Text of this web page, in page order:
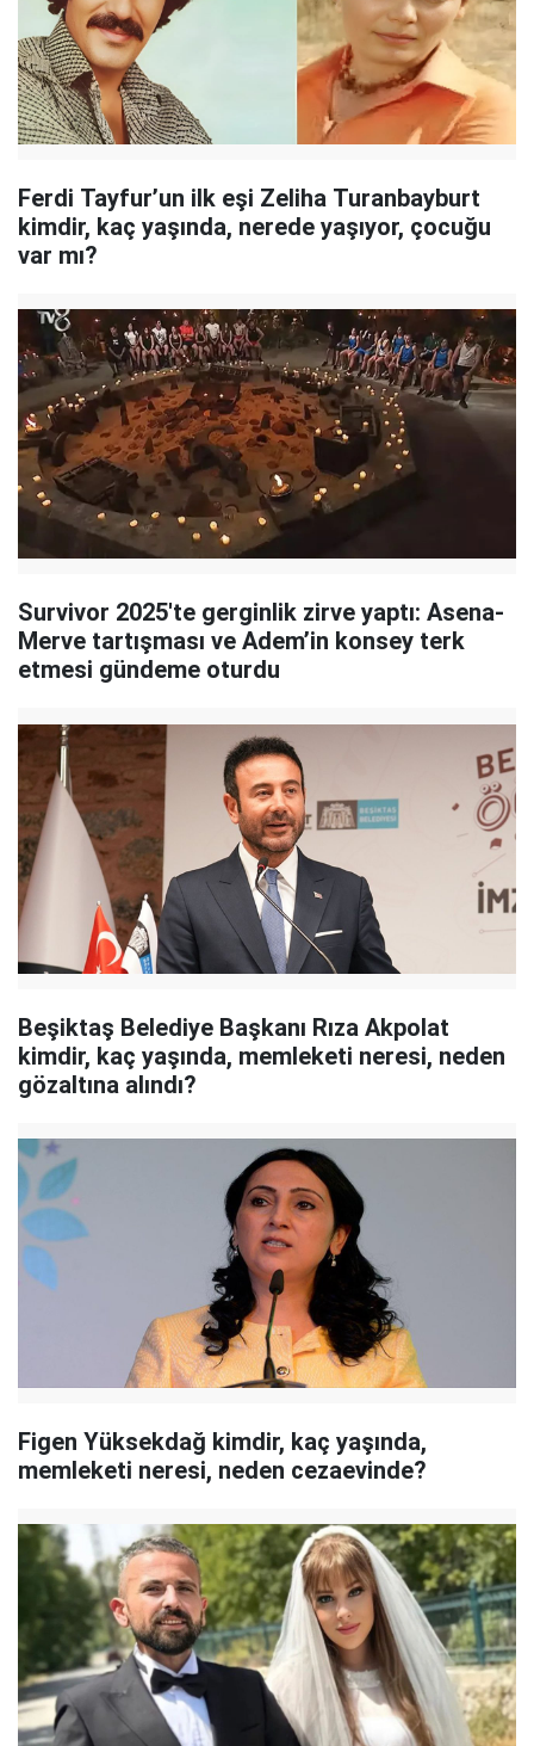
Ferdi Tayfur’un ilk eşi Zeliha Turanbayburt
kimdir, kaç yaşında, nerede yaşıyor, çocuğu
var mı?
Survivor 2025'te gerginlik zirve yaptı: Asena-
Merve tartışması ve Adem’in konsey terk
etmesi gündeme oturdu
Beşiktaş Belediye Başkanı Rıza Akpolat
kimdir, kaç yaşında, memleketi neresi, neden
gözaltına alındı?
Figen Yüksekdağ kimdir, kaç yaşında,
memleketi neresi, neden cezaevinde?